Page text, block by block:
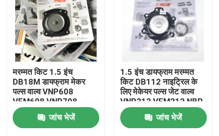
उत्पाद
वीडियो
हमारे बारे में
कारखाने का दौरा
गुणवत्ता नियंत्रण
मरम्मत किट 1.5 इंच
DB18M डायफ्राम मेकर
पल्स वाल्व VNP608
VEM608 VNP708
VEM708
जांच भेजें
1.5 इंच डायफ्राम मरम्मत
किट DB112 नाइट्रिल के
लिए मेकेयर पल्स जेट वाल्व
VNP212 VEM212 NBR
VITON VNP312
VEM312 जांच भेजें